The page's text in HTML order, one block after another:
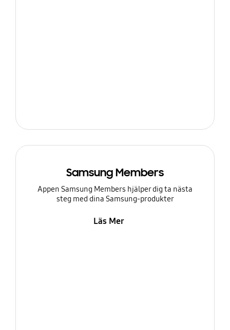
Samsung Members
Appen Samsung Members hjälper dig ta nästa
steg med dina Samsung-produkter
Läs Mer